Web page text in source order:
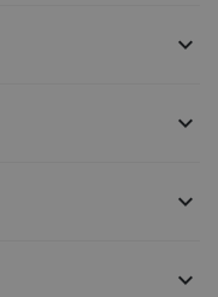



